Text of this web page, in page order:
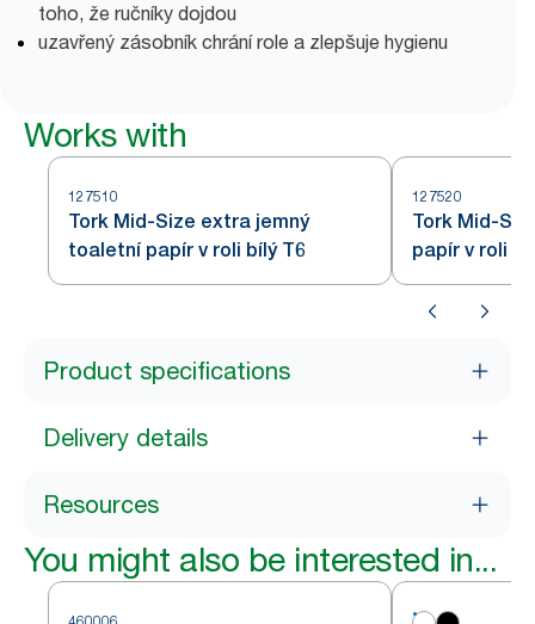
toho, že ručníky dojdou
uzavřený zásobník chrání role a zlepšuje hygienu
Works with
127510
Tork Mid-Size extra jemný
toaletní papír v roli bílý T6
127520
Tork Mid-
papír v roli
Product specifications
Delivery details
Resources
You might also be interested in...